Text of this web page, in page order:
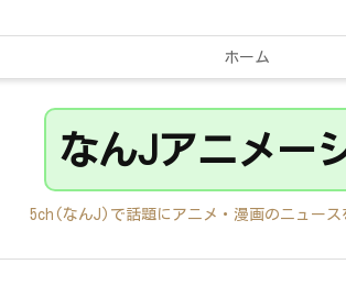
ホーム
なんJアニメー
5ch(なんJ)で話題にアニメ・漫画のニュース